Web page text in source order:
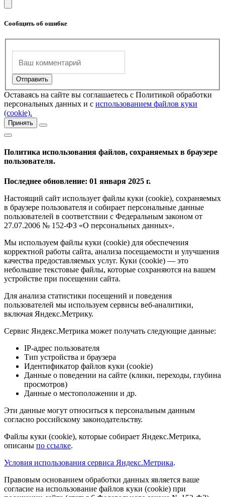
Сообщить об ошибке
Оставаясь на сайте вы соглашаетесь с Политикой обработки
персональных данных и с использованием файлов куки
(cookie).
Принять
Политика использования файлов, сохраняемых в браузере
пользователя.
Последнее обновление: 01 января 2025 г.
Настоящий сайт использует файлы куки (cookie), сохраняемых
в браузере пользователя и собирает персональные данные
пользователей в соответствии с Федеральным законом от
27.07.2006 № 152-ФЗ «О персональных данных».
Мы используем файлы куки (cookie) для обеспечения
корректной работы сайта, анализа посещаемости и улучшения
качества предоставляемых услуг. Куки (cookie) — это
небольшие текстовые файлы, которые сохраняются на вашем
устройстве при посещении сайта.
Для анализа статистики посещений и поведения
пользователей мы используем сервисы веб-аналитики,
включая Яндекс.Метрику.
Сервис Яндекс.Метрика может получать следующие данные:
IP-адрес пользователя
Тип устройства и браузера
Идентификатор файлов куки (cookie)
Данные о поведении на сайте (клики, переходы, глубина
просмотров)
Данные о местоположении и др.
Эти данные могут относиться к персональным данным
согласно российскому законодательству.
Файлы куки (cookie), которые собирает Яндекс.Метрика,
описаны по ссылке.
Условия использования сервиса Яндекс.Метрика.
Правовым основанием обработки данных является ваше
согласие на использование файлов куки (cookie) при